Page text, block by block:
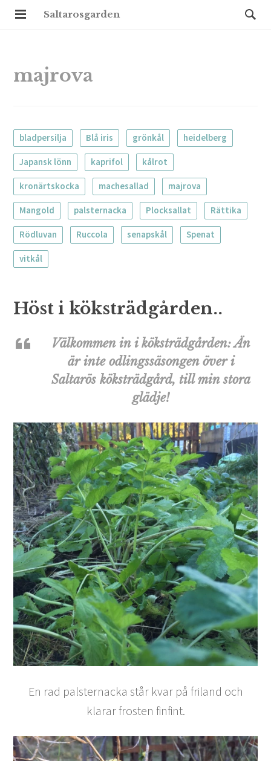
Saltarosgarden
majrova
bladpersilja Blå iris grönkål heidelberg
Japansk lönn kaprifol kålrot
kronärtskocka machesallad majrova
Mangold palsternacka Plocksallat Rättika
Rödluvan Ruccola senapskål Spenat
vitkål
Höst i köksträdgården..
Välkommen in i köksträdgården: Än
är inte odlingssäsongen över i
Saltarös köksträdgård, till min stora
glädje!
En rad palsternacka står kvar på friland och
klarar frosten finfint.